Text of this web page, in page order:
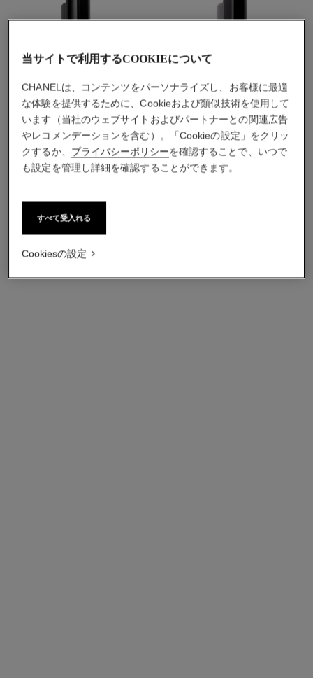
ブルー ドゥ シャネル
ヘアケア パルファム
参照番号107980
ブルー ドゥ シャネル
3-in-1 モイスチャライザー
参照番号107580
¥ 24,310
当サイトで利用するCOOKIEについて
CHANELは、コンテンツをパーソナライズし、お客様に最適
な体験を提供するために、Cookieおよび類似技術を使用して
います（当社のウェブサイトおよびパートナーとの関連広告
やレコメンデーションを含む）。「Cookieの設定」をクリッ
クするか、 プライバシーポリシーを確認することで、いつで
も設定を管理し詳細を確認することができます。
すべて受入れる
Cookiesの設定